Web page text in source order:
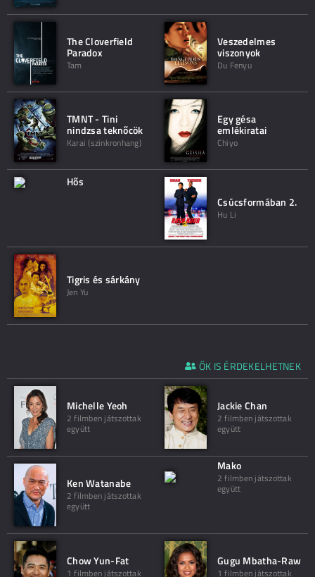
The Cloverfield
Paradox
Tam
Veszedelmes
viszonyok
Du Fenyu
TMNT - Tini
nindzsa teknőcök
Karai (szinkronhang)
Egy gésa
emlékiratai
Chiyo
Hős
Csúcsformában 2.
Hu Li
Tigris és sárkány
Jen Yu
ŐK IS ÉRDEKELHETNEK
Michelle Yeoh
2 filmben játszottak
együtt
Jackie Chan
2 filmben játszottak
együtt
Ken Watanabe
2 filmben játszottak
együtt
Mako
2 filmben játszottak
együtt
Chow Yun-Fat
1 filmben játszottak
Gugu Mbatha-Raw
1 filmben játszottak